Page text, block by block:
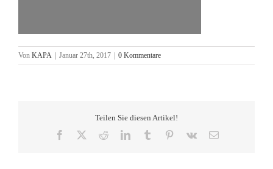
Von KAPA Januar 27th, 2017 0 Kommentare
Teilen Sie diesen Artikel!
Facebook RedditLinkedInTumblr Pinterest
Vk
E-